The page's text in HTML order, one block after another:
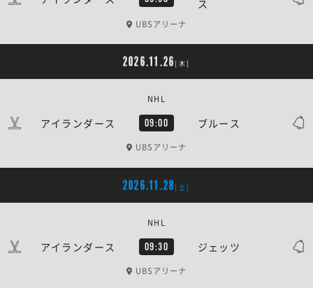
ス
UBSアリーナ
2026.11.26 [木]
アイランダース 09:00 ブルース
NHL
UBSアリーナ
2026.11.28 [土]
アイランダース 09:30 ジェッツ
NHL
UBSアリーナ